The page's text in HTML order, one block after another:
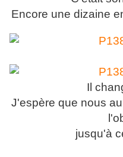
Encore une dizaine
Il
J'espère que nous
jusqu'à